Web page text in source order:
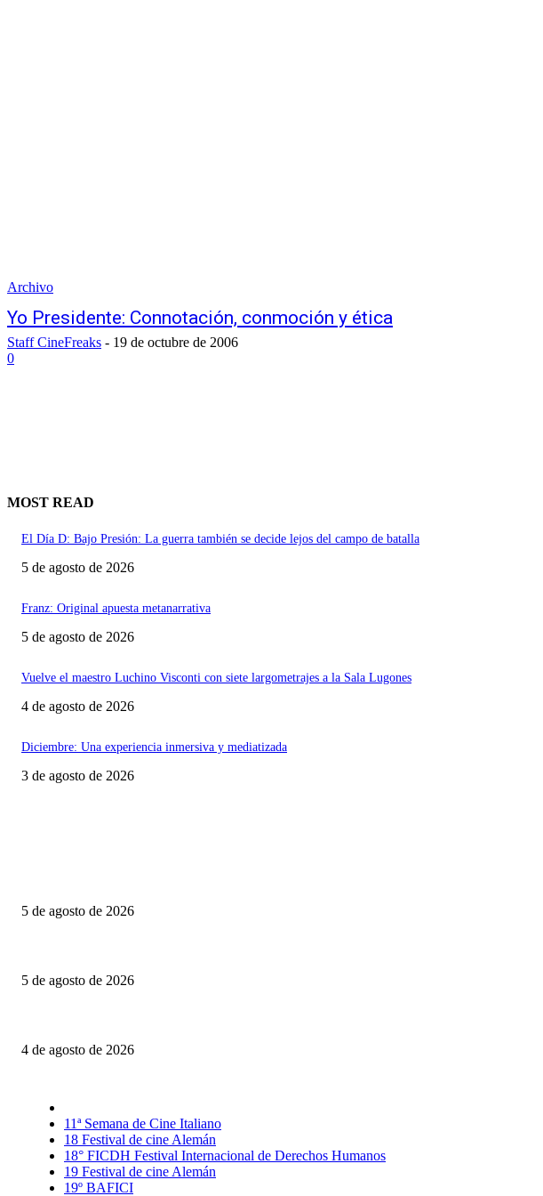
Archivo
Yo Presidente: Connotación, conmoción y ética
Staff CineFreaks - 19 de octubre de 2006
0
MOST READ
El Día D: Bajo Presión: La guerra también se decide lejos del campo de batalla
5 de agosto de 2026
Franz: Original apuesta metanarrativa
5 de agosto de 2026
Vuelve el maestro Luchino Visconti con siete largometrajes a la Sala Lugones
4 de agosto de 2026
Diciembre: Una experiencia inmersiva y mediatizada
3 de agosto de 2026
5 de agosto de 2026
5 de agosto de 2026
4 de agosto de 2026
11ª Semana de Cine Italiano
18 Festival de cine Alemán
18° FICDH Festival Internacional de Derechos Humanos
19 Festival de cine Alemán
19º BAFICI